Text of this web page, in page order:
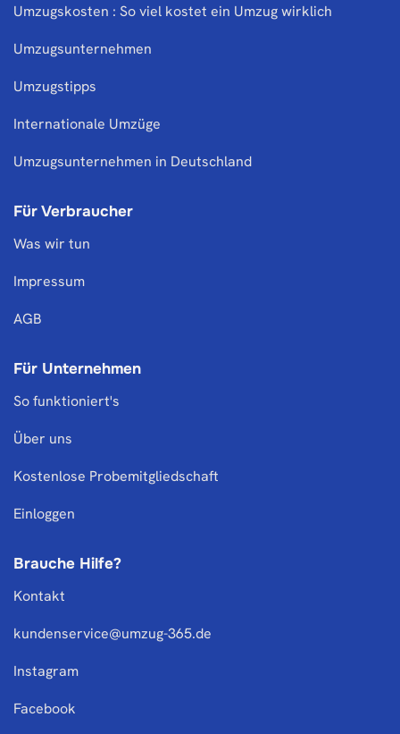
Umzugskosten : So viel kostet ein Umzug wirklich
Umzugsunternehmen
Umzugstipps
Internationale Umzüge
Umzugsunternehmen in Deutschland
Für Verbraucher
Was wir tun
Impressum
AGB
Für Unternehmen
So funktioniert's
Über uns
Kostenlose Probemitgliedschaft
Einloggen
Brauche Hilfe?
Kontakt
kundenservice@umzug-365.de
Instagram
Facebook